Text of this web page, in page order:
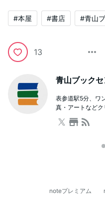
#本屋 #書店 #青山
13
青山ブック
表参道駅5分、ワ
真・アートなど
じめとした文芸
のスクールも併
noteプレミアム